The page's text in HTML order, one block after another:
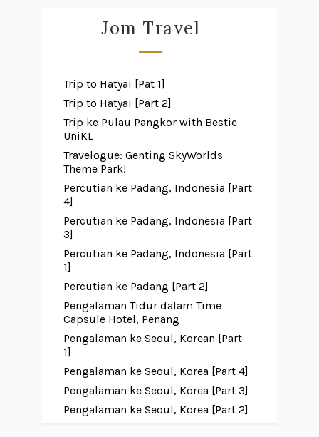
Jom Travel
Trip to Hatyai [Pat 1]
Trip to Hatyai [Part 2]
Trip ke Pulau Pangkor with Bestie
UniKL
Travelogue: Genting SkyWorlds
Theme Park!
Percutian ke Padang, Indonesia [Part
4]
Percutian ke Padang, Indonesia [Part
3]
Percutian ke Padang, Indonesia [Part
1]
Percutian ke Padang [Part 2]
Pengalaman Tidur dalam Time
Capsule Hotel, Penang
Pengalaman ke Seoul, Korean [Part
1]
Pengalaman ke Seoul, Korea [Part 4]
Pengalaman ke Seoul, Korea [Part 3]
Pengalaman ke Seoul, Korea [Part 2]